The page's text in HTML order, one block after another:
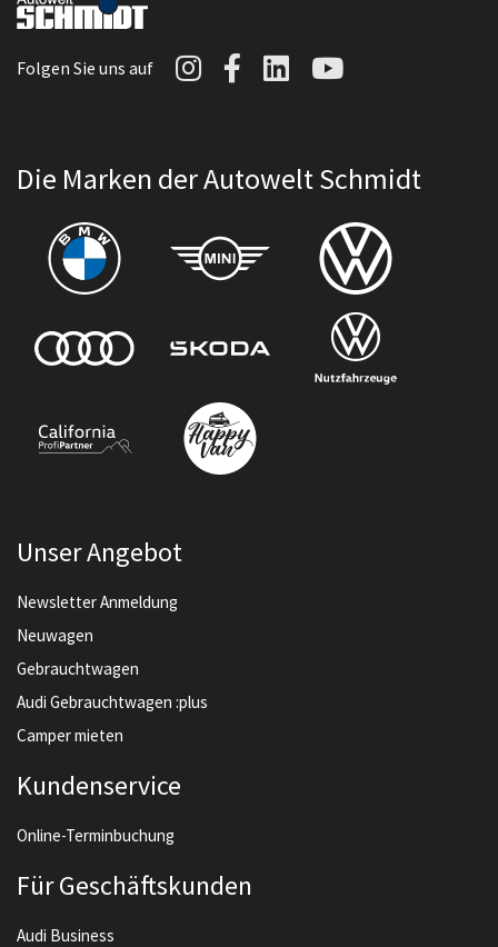
Folgen Sie uns auf Autowelt Schmidt auf
Autowelt Schmidt
AutoweltAutowelt
Die Marken der Autowelt Schmidt
Unser Angebot
Newsletter Anmeldung
Neuwagen
Gebrauchtwagen
Audi Gebrauchtwagen :plus
Camper mieten
Kundenservice
Online-Terminbuchung
Für Geschäftskunden
Audi Business